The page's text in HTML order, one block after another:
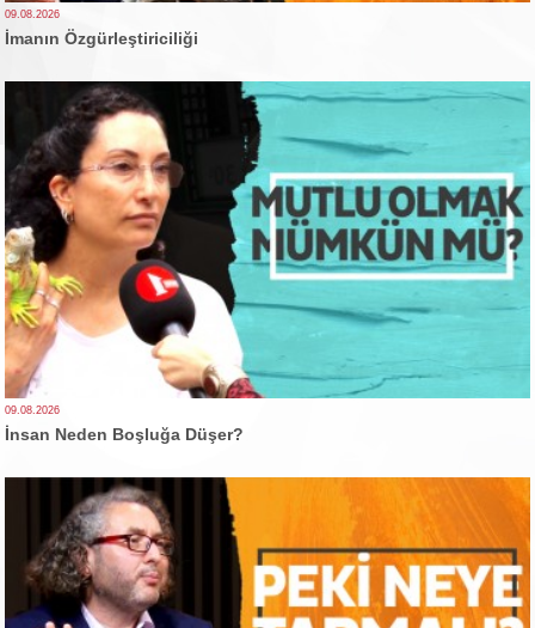
09.08.2026
İmanın Özgürleştiriciliği
09.08.2026
İnsan Neden Boşluğa Düşer?